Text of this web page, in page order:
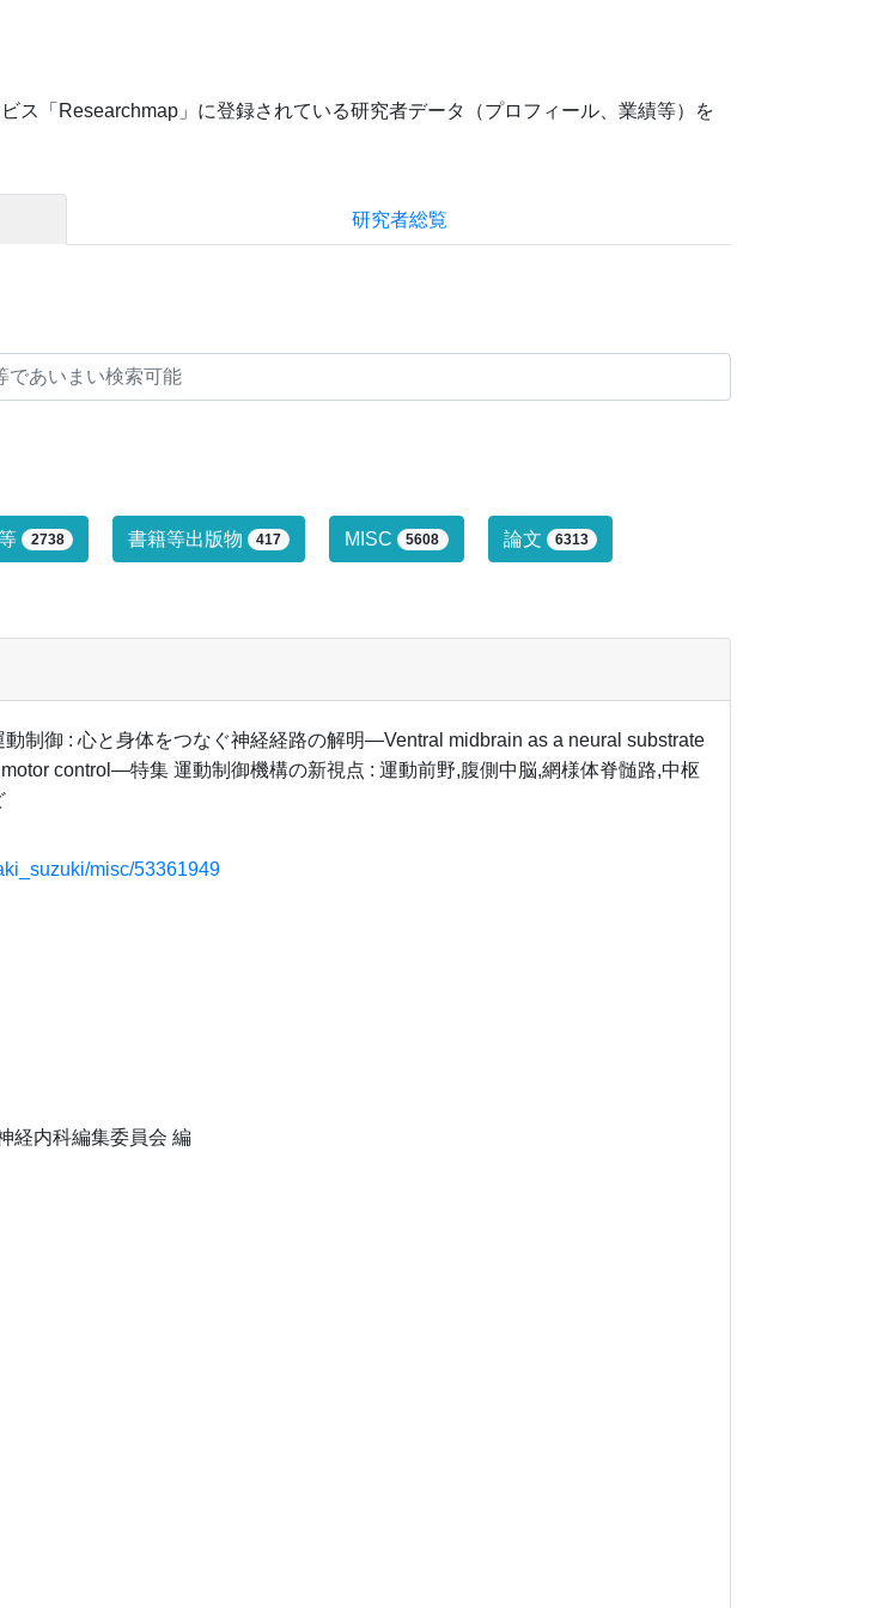
「Researchmap」に登録されている研究者データ（プロフィール、業績等）を
研究者総覧
条件です。絞り込みは行っていません。
2738 書籍等出版物 417 MISC 5608 論文 6313
制御 : 心と身体をつなぐ神経経路の解明—Ventral midbrain as a neural substrate
control—特集 運動制御機構の新視点 : 運動前野,腹側中脳,網様体脊髄路,中枢
misc/53361949
経内科編集委員会 編